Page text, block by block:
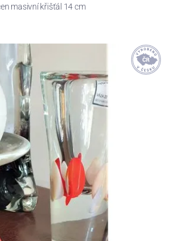
masivní křišťál 14 cm